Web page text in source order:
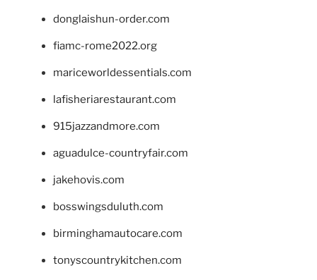
donglaishun-order.com
fiamc-rome2022.org
mariceworldessentials.com
lafisheriarestaurant.com
915jazzandmore.com
aguadulce-countryfair.com
jakehovis.com
bosswingsduluth.com
birminghamautocare.com
tonyscountrykitchen.com